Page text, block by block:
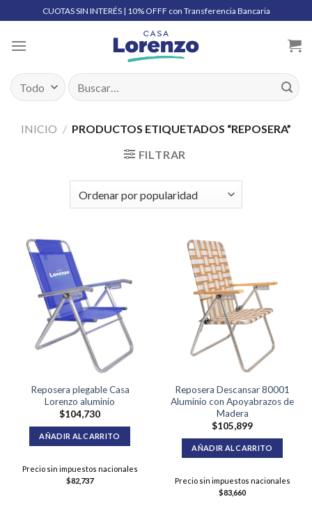
to
content
CUOTAS SIN INTERÉS | 10% OFFF con Transferencia Bancaria
Buscar
por:
INICIO / PRODUCTOS ETIQUETADOS “REPOSERA”
FILTRAR
Reposera plegable Casa
Lorenzo aluminio
$104,730
AÑADIR AL CARRITO
Precio sin impuestos nacionales
$82,737
Reposera Descansar 80001
Aluminio con Apoyabrazos de
Madera
$105,899
AÑADIR AL CARRITO
Precio sin impuestos nacionales
$83,660